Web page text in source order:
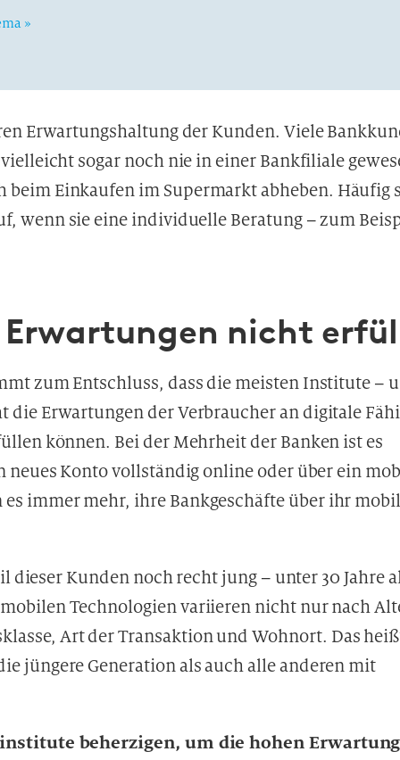
»
Erwartungshaltung der Kunden. Viele
sogar noch nie in einer Bankfiliale
beim Einkaufen im Supermarkt abheben. Häufig
wenn sie eine individuelle Beratung – zum
Erwartungen nicht
zum Entschluss, dass die meisten Institute –
die Erwartungen der Verbraucher an digitale
können. Bei der Mehrheit der Banken ist es
Konto vollständig online oder über ein
immer mehr, ihre Bankgeschäfte über ihr
dieser Kunden noch recht jung – unter 30 Jahre
Technologien variieren nicht nur nach
Art der Transaktion und Wohnort. Das
jüngere Generation als auch alle anderen mit
beherzigen, um die hohen